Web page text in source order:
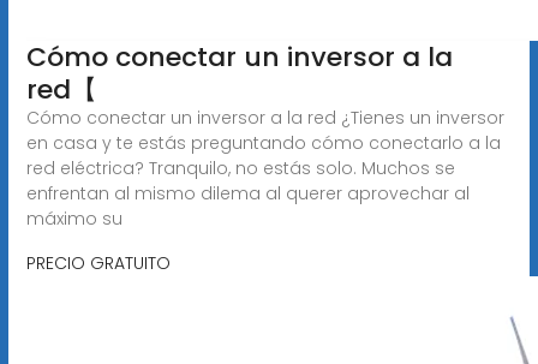
️Cómo conectar un inversor a la
red【 ️
Cómo conectar un inversor a la red ¿Tienes un inversor
en casa y te estás preguntando cómo conectarlo a la
red eléctrica? Tranquilo, no estás solo. Muchos se
enfrentan al mismo dilema al querer aprovechar al
máximo su
PRECIO GRATUITO